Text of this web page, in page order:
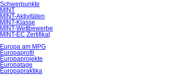
Schwerpunkte
MINT
MINT-Aktivitäten
MINT-Klasse
MINT-Wettbewerbe
MINT-EC Zertifikat
Europa am MPG
Europaprofil
Europaprojekte
Europatage
Europapraktika